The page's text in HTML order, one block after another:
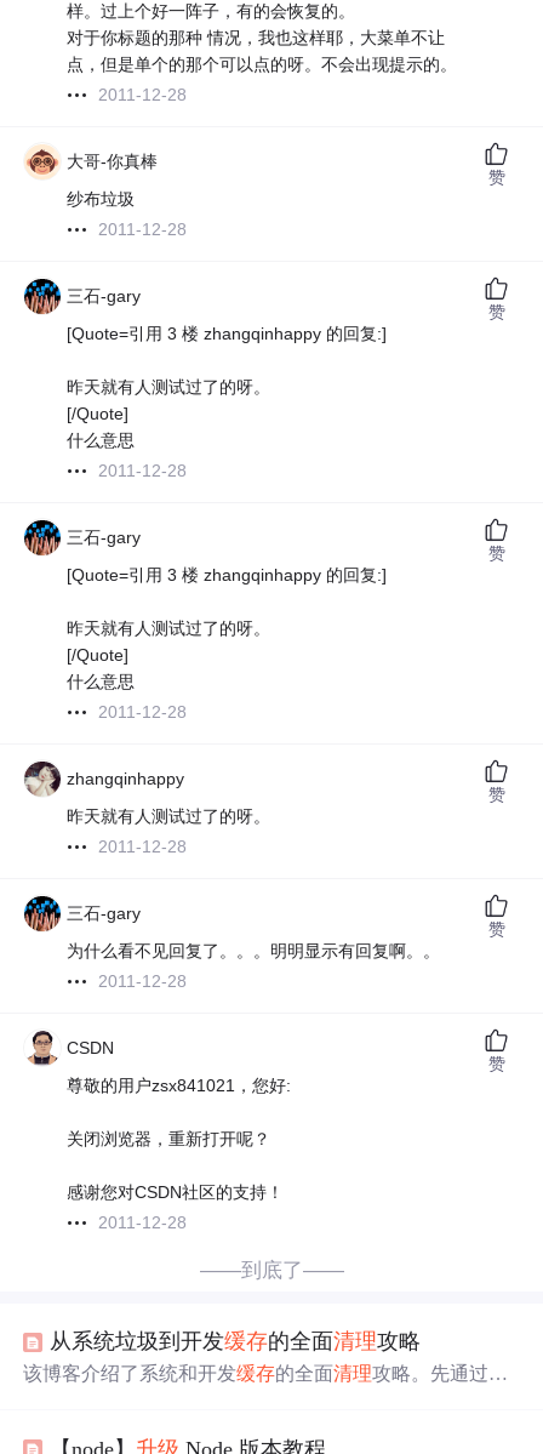
样。过上个好一阵子，有的会恢复的。
对于你标题的那种 情况，我也这样耶，大菜单不让
点，但是单个的那个可以点的呀。不会出现提示的。
2011-12-28
大哥-你真棒
纱布垃圾
2011-12-28
赞
三石-gary
[Quote=引用 3 楼 zhangqinhappy 的回复:]
昨天就有人测试过了的呀。
[/Quote]
什么意思
2011-12-28
赞
三石-gary
[Quote=引用 3 楼 zhangqinhappy 的回复:]
昨天就有人测试过了的呀。
[/Quote]
什么意思
2011-12-28
赞
zhangqinhappy
昨天就有人测试过了的呀。
2011-12-28
赞
三石-gary
为什么看不见回复了。。。明明显示有回复啊。。
2011-12-28
赞
CSDN
尊敬的用户zsx841021，您好:
关闭浏览器，重新打开呢？
感谢您对CSDN社区的支持！
2011-12-28
赞
——到底了——
从系统垃圾到开发缓存的全面清理攻略
该博客介绍了系统和开发缓存的全面清理攻略。先通过工
【node】 升级 Node 版本教程